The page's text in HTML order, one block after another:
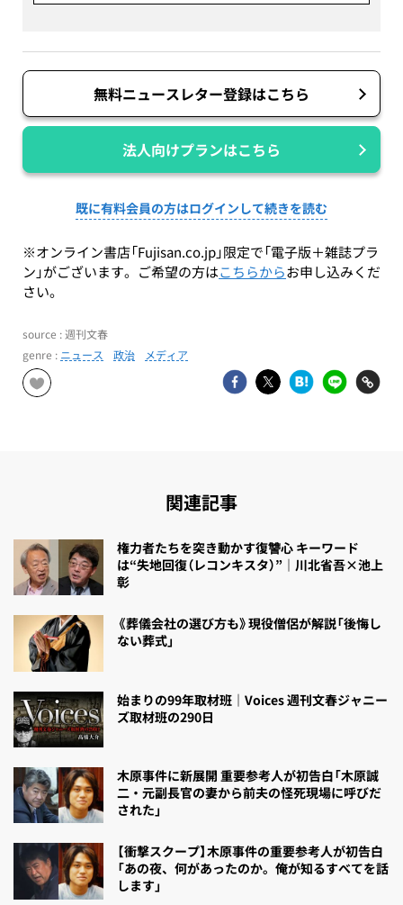
無料ニュースレター登録はこちら
法人向けプランはこちら
既に有料会員の方はログインして続きを読む
※オンライン書店「Fujisan.co.jp」限定で「電子版＋雑誌プラ
ン」がございます。ご希望の方はこちらからお申し込みくだ
さい。
source : 週刊文春
genre : ニュース 政治 メディア
関連記事
権力者たちを突き動かす復讐心 キーワード
は“失地回復（レコンキスタ）”｜川北省吾×池上
彰
《葬儀会社の選び方も》現役僧侶が解説「後悔し
ない葬式」
始まりの99年取材班｜Voices 週刊文春ジャニー
ズ取材班の290日
木原事件に新展開 重要参考人が初告白「木原誠
二・元副長官の妻から前夫の怪死現場に呼びだ
された」
【衝撃スクープ】木原事件の重要参考人が初告白
「あの夜、何があったのか。俺が知るすべてを話
します」